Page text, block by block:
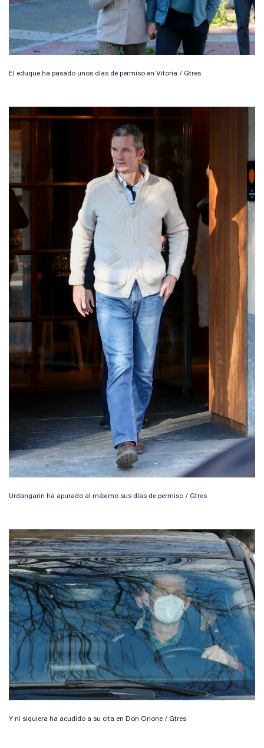
El eduque ha pasado unos días de permiso en Vitoria / Gtres
Urdangarin ha apurado al máximo sus días de permiso / Gtres
Y ni siquiera ha acudido a su cita en Don Orione / Gtres